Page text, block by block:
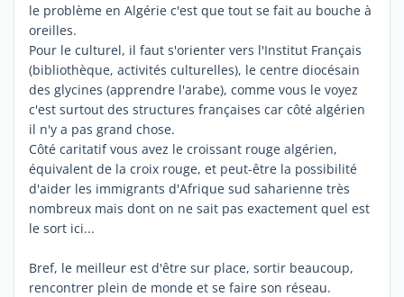
le problème en Algérie c'est que tout se fait au bouche à
oreilles.
Pour le culturel, il faut s'orienter vers l'Institut Français
(bibliothèque, activités culturelles), le centre diocésain
des glycines (apprendre l'arabe), comme vous le voyez
c'est surtout des structures françaises car côté algérien
il n'y a pas grand chose.
Côté caritatif vous avez le croissant rouge algérien,
équivalent de la croix rouge, et peut-être la possibilité
d'aider les immigrants d'Afrique sud saharienne très
nombreux mais dont on ne sait pas exactement quel est
le sort ici...
Bref, le meilleur est d'être sur place, sortir beaucoup,
rencontrer plein de monde et se faire son réseau.